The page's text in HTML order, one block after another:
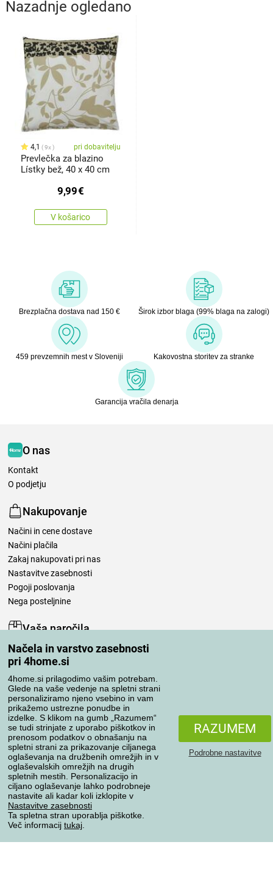
Načela in varstvo zasebnosti
pri 4home.si
4home.si prilagodimo vašim potrebam.
Glede na vaše vedenje na spletni strani
personaliziramo njeno vsebino in vam
prikažemo ustrezne ponudbe in
izdelke. S klikom na gumb „Razumem“
se tudi strinjate z uporabo piškotkov in
prenosom podatkov o obnašanju na
spletni strani za prikazovanje ciljanega
oglaševanja na družbenih omrežjih in v
oglaševalskih omrežjih na drugih
spletnih mestih. Personalizacijo in
ciljano oglaševanje lahko podrobneje
nastavite ali kadar koli izklopite v
Nastavitve zasebnosti
Ta spletna stran uporablja piškotke.
Več informacij tukaj
RAZUMEM
Podrobne nastavitve
Nazadnje ogledano
4,1 9x pri dobavitelju
Prevlečka za blazino
Lístky bež, 40 x 40 cm
9,99€
V košarico
Brezplačna dostava nad 150 € Širok izbor blaga (99% blaga na zalogi)
459 prevzemnih mest v Sloveniji Kakovostna storitev za stranke
Garancija vračila denarja
O nas
Kontakt
O podjetju
Nakupovanje
Načini in cene dostave
Načini plačila
Zakaj nakupovati pri nas
Nastavitve zasebnosti
Pogoji poslovanja
Nega posteljnine
Vaša naročila
Moj račun
Pregled naročil
Reklamacija
Odstop od kupoprodajne pogodbe
Pravila obdelave ocen
Načini prevoza
Načini plačila
Zanesljiva trgovina